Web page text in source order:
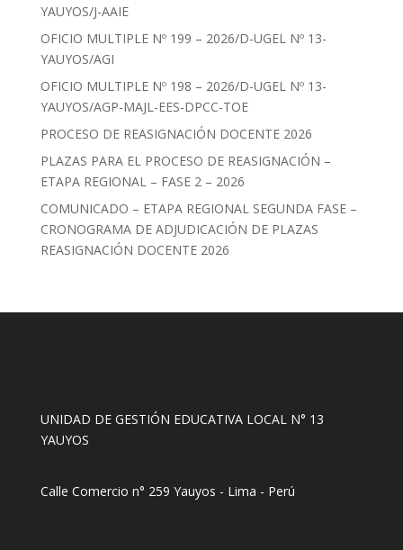
YAUYOS/J-AAIE
OFICIO MULTIPLE Nº 199 – 2026/D-UGEL Nº 13-
YAUYOS/AGI
OFICIO MULTIPLE Nº 198 – 2026/D-UGEL Nº 13-
YAUYOS/AGP-MAJL-EES-DPCC-TOE
PROCESO DE REASIGNACIÓN DOCENTE 2026
PLAZAS PARA EL PROCESO DE REASIGNACIÓN –
ETAPA REGIONAL – FASE 2 – 2026
COMUNICADO – ETAPA REGIONAL SEGUNDA FASE –
CRONOGRAMA DE ADJUDICACIÓN DE PLAZAS
REASIGNACIÓN DOCENTE 2026
UNIDAD DE GESTIÓN EDUCATIVA LOCAL N° 13
YAUYOS
Calle Comercio n° 259 Yauyos - Lima - Perú